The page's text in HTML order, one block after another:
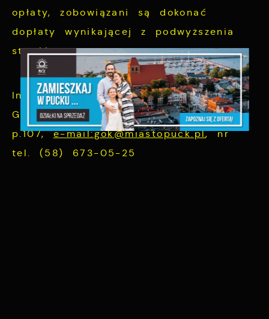
opłaty, zobowiązani są dokonać
dopłaty wynikającej z podwyższenia
stawki.
Informacja: Urząd Miasta Puck -
Gospodarka Odpadami Komunalnymi
p.107,e-mail:gok@miastopuck.pl, nr
tel. (58) 673-05-25